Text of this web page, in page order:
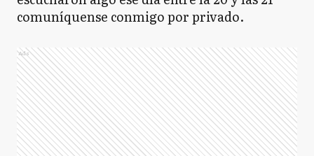
comuníquense conmigo por privado.
Ads